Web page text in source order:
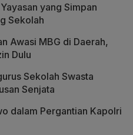
yang Simpan
Sekolah
Awasi MBG di Daerah,
Dulu
Sekolah Swasta
Senjata
dalam Pergantian Kapolri